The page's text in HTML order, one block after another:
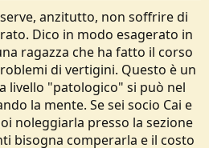
anzitutto, non soffrire di
Dico in modo esagerato in
ragazza che ha fatto il corso
di vertigini. Questo è un
livello "patologico" si può nel
la mente. Se sei socio Cai e
noleggiarla presso la sezione
bisogna comperarla e il costo